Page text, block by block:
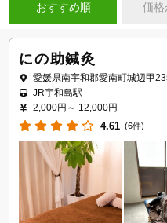
おすすめ順 価格
にの助鍼灸
愛媛県南宇和郡愛南町城辺甲
JR宇和島駅
2,000円～ 12,000円
4.61 (6件)